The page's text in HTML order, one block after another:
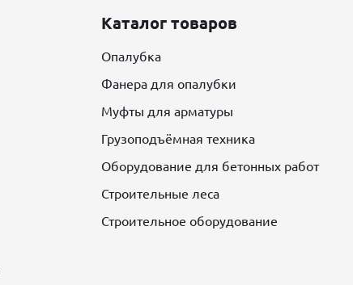
Каталог товаров
Опалубка
Фанера для опалубки
Муфты для арматуры
Грузоподъёмная техника
Оборудование для бетонных работ
Строительные леса
Строительное оборудование